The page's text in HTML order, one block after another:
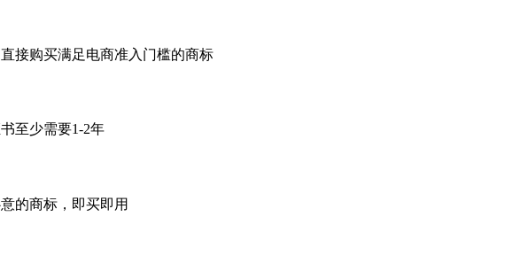
接购买满足电商准入门槛的商标
至少需要1-2年
的商标，即买即用